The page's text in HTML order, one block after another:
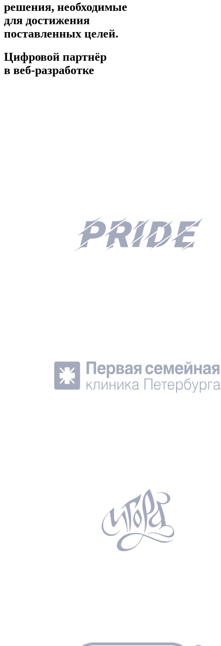
решения, необходимые
для достижения
поставленных целей.
Цифровой партнёр
в веб-разработке